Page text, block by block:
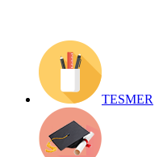
TESMER